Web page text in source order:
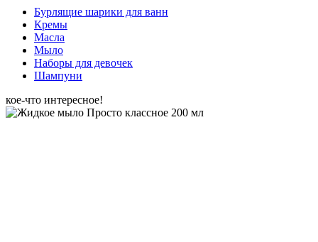
Бурлящие шарики для ванн
Кремы
Масла
Мыло
Наборы для девочек
Шампуни
кое-что интересное!